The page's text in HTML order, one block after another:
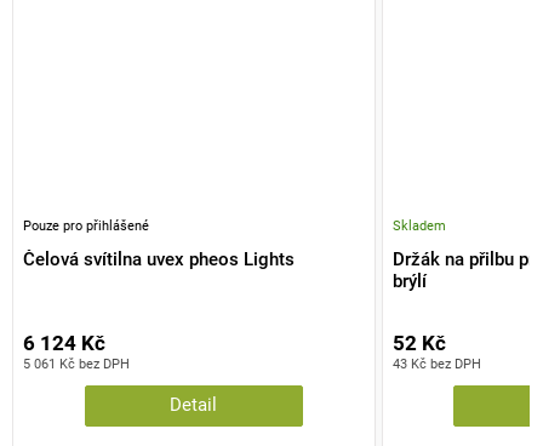
Čelová svítilna uvex pheos Lights
Pouze pro přihlášené
5 061 Kč bez DPH
6 124 Kč
Detail
Držák na přilbu
brýlí
Skladem
43 Kč bez DPH
52 Kč